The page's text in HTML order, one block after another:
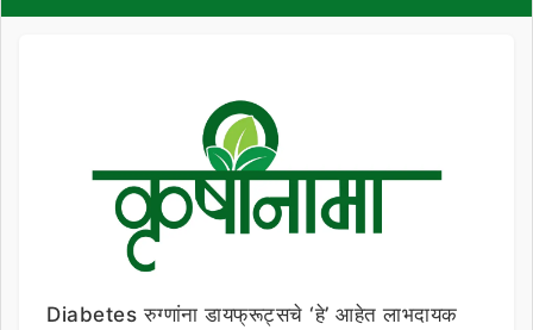
Diabetes रुग्णांना डायफ्रूट्सचे ‘हे’ आहेत लाभदायक